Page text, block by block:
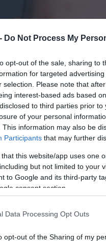
Do Not Process My
opt-out of the sale, sharing to
for targeted
selection. Please note that
interest-based ads based
to third parties prior
of your personal
This information may also be
Participants that may further
that this website/app uses one
but not limited to your
to Google and its third-party
consent section.
Data Processing Opt Outs
opt-out of the Sharing of my